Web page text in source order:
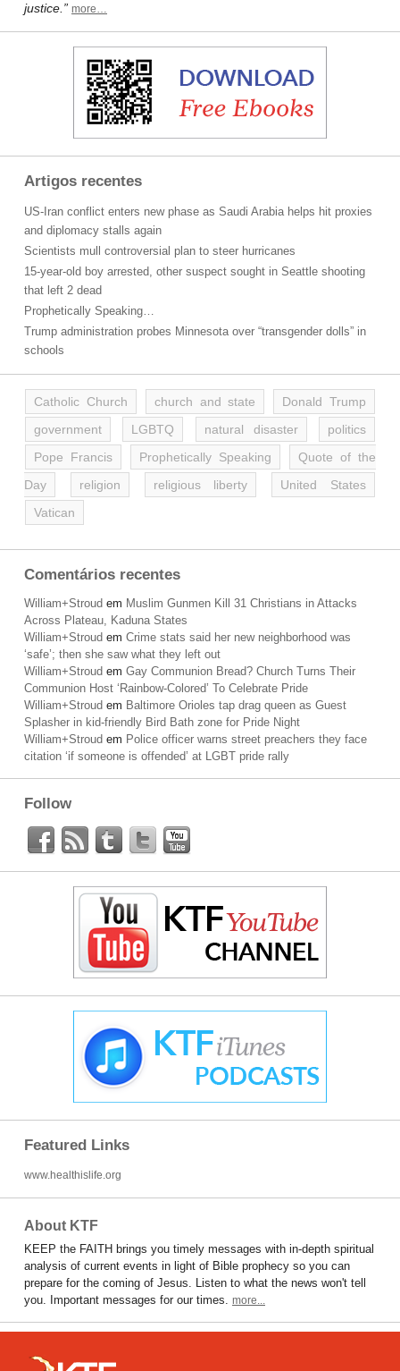
justice.” more…
Artigos recentes
US-Iran conflict enters new phase as Saudi Arabia helps hit proxies
and diplomacy stalls again
Scientists mull controversial plan to steer hurricanes
15-year-old boy arrested, other suspect sought in Seattle shooting
that left 2 dead
Prophetically Speaking…
Trump administration probes Minnesota over “transgender dolls” in
schools
Catholic Church church and state
Donald Trump
government
LGBTQ natural disaster
politics
Pope Francis
Prophetically Speaking
Quote of the
Day
religion religious liberty
United States
Vatican
Comentários recentes
William+Stroud em Muslim Gunmen Kill 31 Christians in Attacks
Across Plateau, Kaduna States
William+Stroud em Crime stats said her new neighborhood was
‘safe’; then she saw what they left out
William+Stroud em Gay Communion Bread? Church Turns Their
Communion Host ‘Rainbow-Colored’ To Celebrate Pride
William+Stroud em Baltimore Orioles tap drag queen as Guest
Splasher in kid-friendly Bird Bath zone for Pride Night
William+Stroud em Police officer warns street preachers they face
citation ‘if someone is offended’ at LGBT pride rally
Follow
Featured Links
www.healthislife.org
About KTF
KEEP the FAITH brings you timely messages with in-depth spiritual
analysis of current events in light of Bible prophecy so you can
prepare for the coming of Jesus. Listen to what the news won't tell
you. Important messages for our times. more...